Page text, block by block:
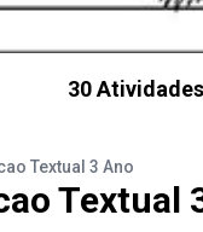
30
Textual 3 Ano
Textual